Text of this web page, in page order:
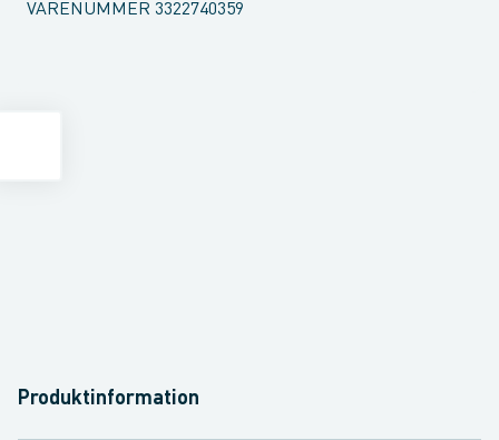
VARENUMMER 3322740359
Produktinformation